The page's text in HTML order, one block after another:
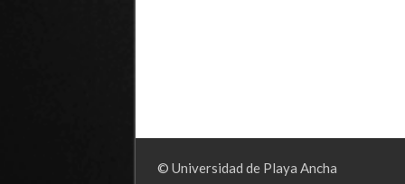
© Universidad de Playa Ancha